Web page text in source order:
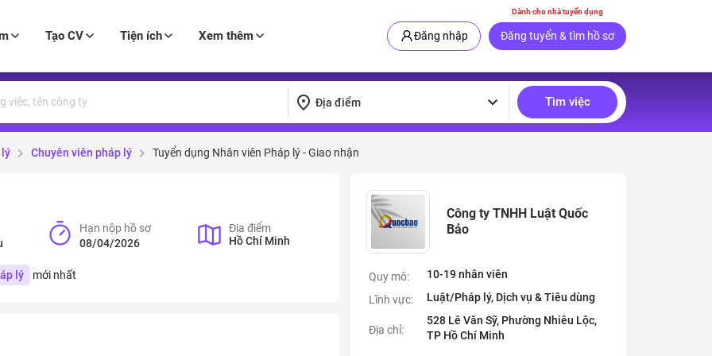
Dành cho nhà tuyển dụng
Tạo CV Tiện ích Xem thêm Đăng nhập Đăng tuyển & tìm hồ sơ
Địa điểm Tìm việc
lý Chuyên viên pháp lý Tuyển dụng Nhân viên Pháp lý - Giao nhận
Hạn nộp hồ sơ
08/04/2026
Địa điểm
Hồ Chí Minh
lý mới nhất
Công ty TNHH Luật Quốc
Bảo
Quy mô:
10-19 nhân viên
Lĩnh vực:
Luật/Pháp lý, Dịch vụ & Tiêu dùng
Địa chỉ:
528 Lê Văn Sỹ, Phường Nhiêu Lộc,
TP Hồ Chí Minh